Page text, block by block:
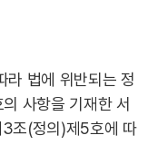
법에 위반되는 정
사항을 기재한 서
3조(정의)제5호에 따